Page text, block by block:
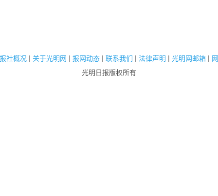
社概况 | 关于光明网 | 报网动态 | 联系我们 | 法律声明 | 光明网邮箱 |
光明日报版权所有